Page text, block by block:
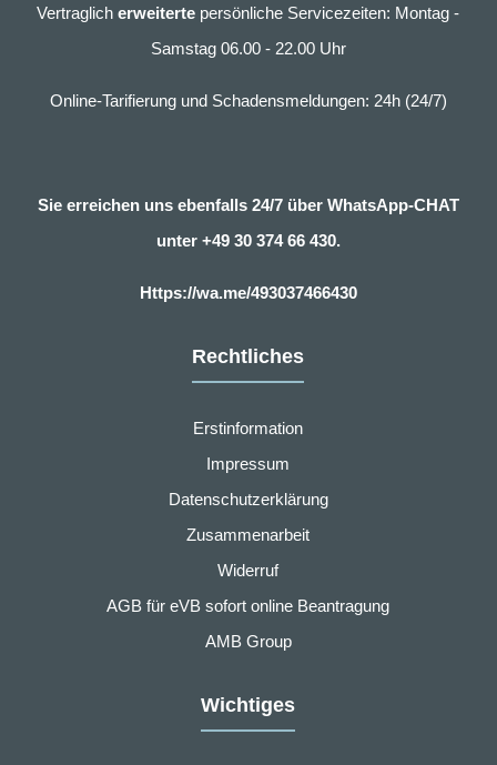
Vertraglicherweiterte persönliche Servicezeiten: Montag -
Samstag 06.00 - 22.00 Uhr
Online-Tarifierung und Schadensmeldungen: 24h (24/7)
Sie erreichen uns ebenfalls 24/7 über WhatsApp-CHAT
unter +49 30 374 66 430.
Https://wa.me/493037466430
Rechtliches
Erstinformation
Impressum
Datenschutzerklärung
Zusammenarbeit
Widerruf
AGB für eVB sofort online Beantragung
AMB Group
Wichtiges